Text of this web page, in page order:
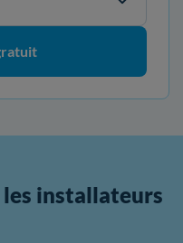
les installateurs